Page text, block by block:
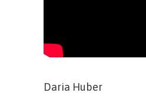
Daria Huber